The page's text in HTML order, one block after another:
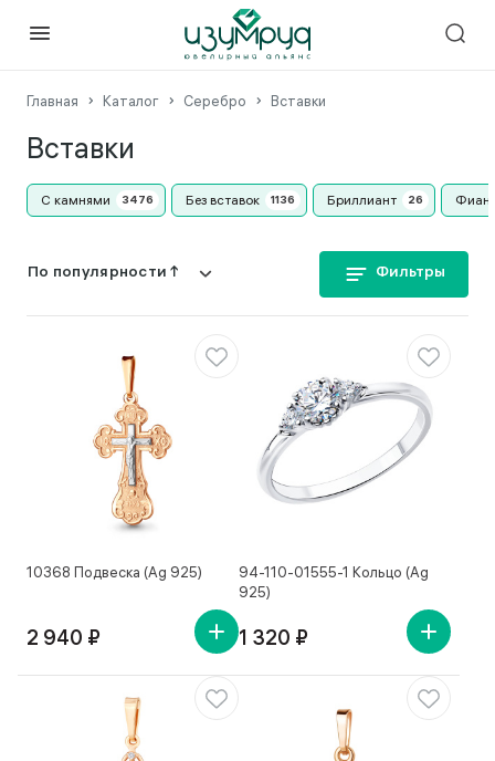
Главная Каталог Серебро Вставки
Вставки
С камнями Без вставок Бриллиант
Фильтры
10368 Подвеска (Ag 925)
2 940 ₽
94-110-01555-1 Кольцо (Ag
925)
1 320 ₽